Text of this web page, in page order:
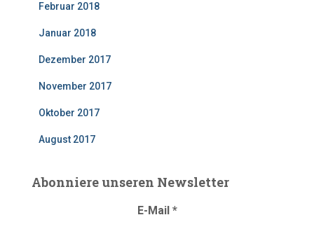
Februar 2018
Januar 2018
Dezember 2017
November 2017
Oktober 2017
August 2017
Abonniere unseren Newsletter
E-Mail *